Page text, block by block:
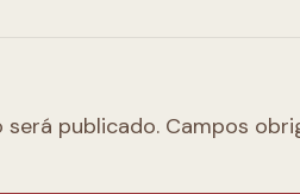
será publicado. Campos